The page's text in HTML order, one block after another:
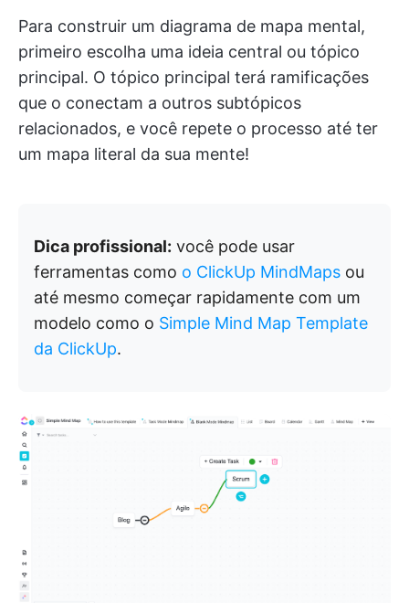
Para construir um diagrama de mapa mental,
primeiro escolha uma ideia central ou tópico
principal. O tópico principal terá ramificações
que o conectam a outros subtópicos
relacionados, e você repete o processo até ter
um mapa literal da sua mente!
Dica profissional: você pode usar
ferramentas como o ClickUp MindMaps ou
até mesmo começar rapidamente com um
modelo como o Simple Mind Map Template
da ClickUp.